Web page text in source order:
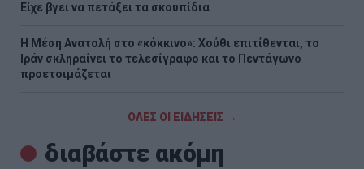
Είχε βγει να πετάξει τα σκουπίδια
Η Μέση Ανατολή στο «κόκκινο»: Χούθι επιτίθενται, το
Ιράν σκληραίνει το τελεσίγραφο και το Πεντάγωνο
προετοιμάζεται
ΟΛΕΣ ΟΙ ΕΙΔΗΣΕΙΣ →
διαβάστε ακόμη